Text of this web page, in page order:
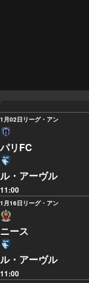
1月02日 リーグ・アン
パリFC
ル・アーヴル
11:00
1月16日 リーグ・アン
ニース
ル・アーヴル
11:00